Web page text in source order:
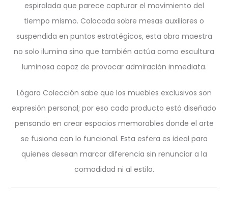
espiralada que parece capturar el movimiento del
tiempo mismo. Colocada sobre mesas auxiliares o
suspendida en puntos estratégicos, esta obra maestra
no solo ilumina sino que también actúa como escultura
luminosa capaz de provocar admiración inmediata.
Lógara Colección sabe que los muebles exclusivos son
expresión personal; por eso cada producto está diseñado
pensando en crear espacios memorables donde el arte
se fusiona con lo funcional. Esta esfera es ideal para
quienes desean marcar diferencia sin renunciar a la
comodidad ni al estilo.